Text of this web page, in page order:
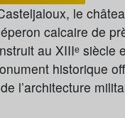
le
calcaire de
au XIIIᵉ siècle
historique
l’architecture